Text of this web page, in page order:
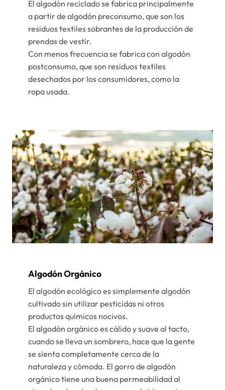
El algodón reciclado se fabrica principalmente
a partir de algodón preconsumo, que son los
residuos textiles sobrantes de la producción de
prendas de vestir.
Con menos frecuencia se fabrica con algodón
postconsumo, que son residuos textiles
desechados por los consumidores, como la
ropa usada.
Algodón Orgánico
El algodón ecológico es simplemente algodón
cultivado sin utilizar pesticidas ni otros
productos químicos nocivos.
El algodón orgánico es cálido y suave al tacto,
cuando se lleva un sombrero, hace que la gente
se sienta completamente cerca de la
naturaleza y cómoda. El gorro de algodón
orgánico tiene una buena permeabilidad al